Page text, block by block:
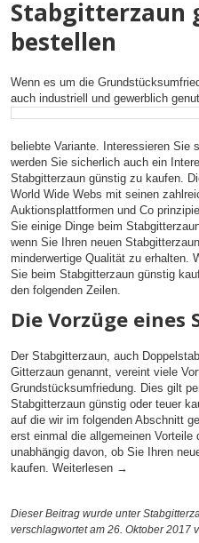
Stabgitterzaun
bestellen
Wenn es um die
auch industriell und gewerblich
beliebte Variante. Interessieren Sie
werden Sie sicherlich auch ein
Stabgitterzaun günstig zu kaufen.
World Wide Webs mit seinen
Auktionsplattformen und Co
Sie einige Dinge beim
wenn Sie Ihren neuen
minderwertige Qualität zu erhalten.
Sie beim Stabgitterzaun günstig
den folgenden Zeilen.
Die Vorzüge
Der Stabgitterzaun, auch
Gitterzaun genannt, vereint viele
Grundstücksumfriedung. Dies gilt
Stabgitterzaun günstig oder teuer
auf die wir im folgenden Abschnitt
erst einmal die allgemeinen Vorteile
unabhängig davon, ob Sie Ihren
kaufen. Weiterlesen →
Dieser Beitrag wurde unter
verschlagwortet am 26. Oktober 2017